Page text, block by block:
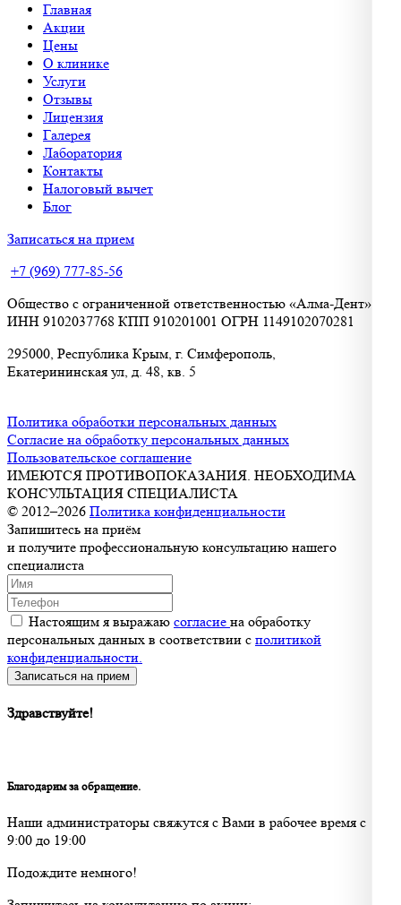
Главная
Акции
Цены
О клинике
Услуги
Отзывы
Лицензия
Галерея
Лаборатория
Контакты
Налоговый вычет
Блог
Записаться на прием
+7 (969) 777-85-56
Общество с ограниченной ответственностью «Алма-Дент»
ИНН 9102037768 КПП 910201001 ОГРН 1149102070281
295000, Республика Крым, г. Симферополь,
Екатерининская ул, д. 48, кв. 5
Политика обработки персональных данных
Согласие на обработку персональных данных
Пользовательское соглашение
ИМЕЮТСЯ ПРОТИВОПОКАЗАНИЯ. НЕОБХОДИМА
КОНСУЛЬТАЦИЯ СПЕЦИАЛИСТА
© 2012–2026 Политика конфиденциальности
Запишитесь на приём
и получите профессиональную консультацию нашего
специалиста
Настоящим я выражаю согласие на обработку
персональных данных в соответствии с политикой
конфиденциальности.
Записаться на прием
Здравствуйте!
Благодарим за обращение.
Наши администраторы свяжутся с Вами в рабочее время с
9:00 до 19:00
Подождите немного!